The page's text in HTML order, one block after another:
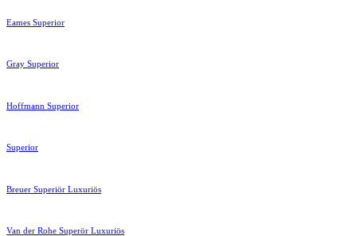
Eames Superior
Gray Superior
Hoffmann Superior
Superior
Breuer Superiör Luxuriös
Van der Rohe Superör Luxuriös